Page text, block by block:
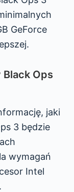
GeForce
Ops
jaki
3 będzie
wymagań
Intel